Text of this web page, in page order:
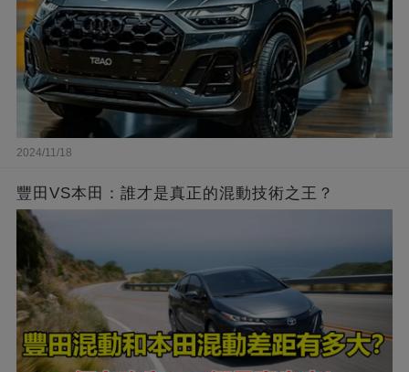
2024/11/18
豐田VS本田：誰才是真正的混動技術之王？